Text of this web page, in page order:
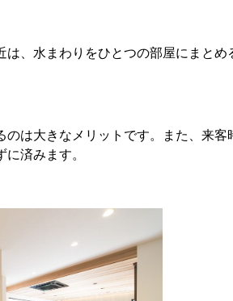
、水まわりをひとつの部屋にまとめ
は大きなメリットです。また、来客
済みます。